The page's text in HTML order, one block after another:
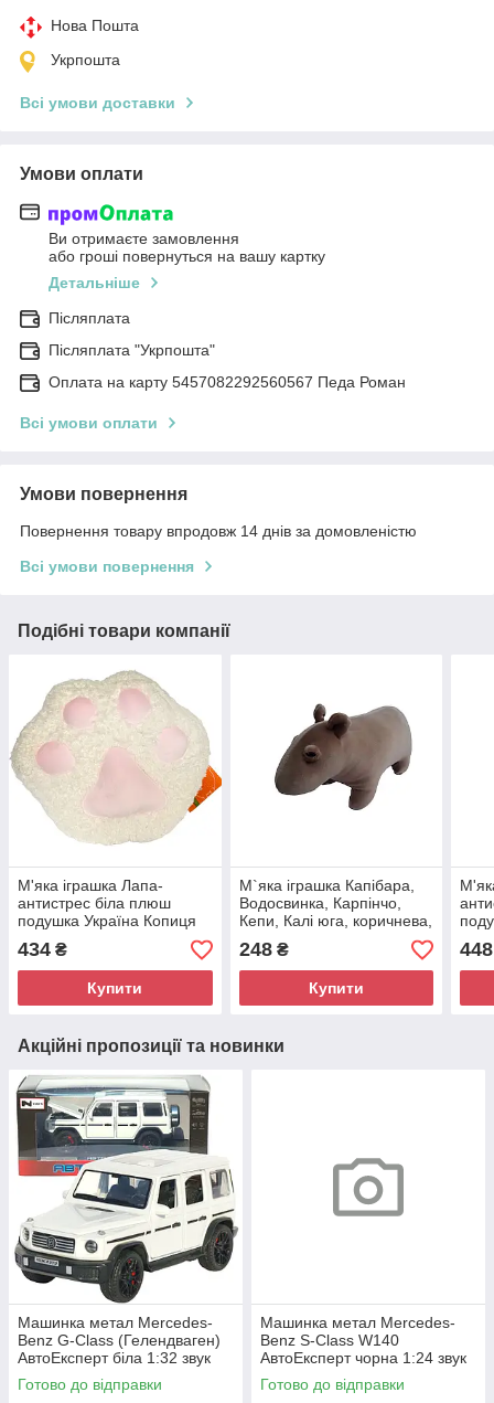
Нова Пошта
Укрпошта
Всі умови доставки
Умови оплати
Ви отримаєте замовлення
або гроші повернуться на вашу картку
Детальніше
Післяплата
Післяплата "Укрпошта"
Оплата на карту 5457082292560567 Педа Роман
Всі умови оплати
Умови повернення
Повернення товару впродовж 14 днів за домовленістю
Всі умови повернення
Подібні товари компанії
М'яка іграшка Лапа-
антистрес біла плюш
подушка Україна Копиця
33*9*35см (00066-60)
434 ₴
Купити
М`яка іграшка Капібара,
Водосвинка, Карпінчо,
Кепи, Калі юга, коричнева,
плюш, Копиця, Україна, 28
см. (00173-6)
248₴
Купити
448
Акційні пропозиції та новинки
Машинка метал Mercedes-
Benz G-Class (Гелендваген)
АвтоЕксперт біла 1:32 звук
світло (LF-80110)
Готово до відправки
Машинка метал Mercedes-
Benz S-Class W140
АвтоЕксперт чорна 1:24 звук
світло 21*8*6,5 см (G9765-42)
Готово до відправки